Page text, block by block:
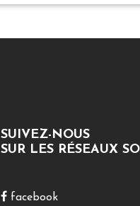
SUIVEZ-NOUS
SUR LES RÉSEAUX
facebook